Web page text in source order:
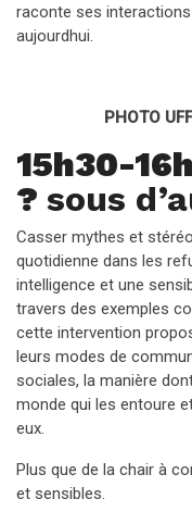
raconte ses
aujourdhui.
PHOTO
15h30-
? sous
Casser mythes et
quotidienne dans les
intelligence et une
travers des exemples
cette intervention
leurs modes de
sociales, la manière
monde qui les entoure
eux.
Plus que de la chair à
et sensibles.